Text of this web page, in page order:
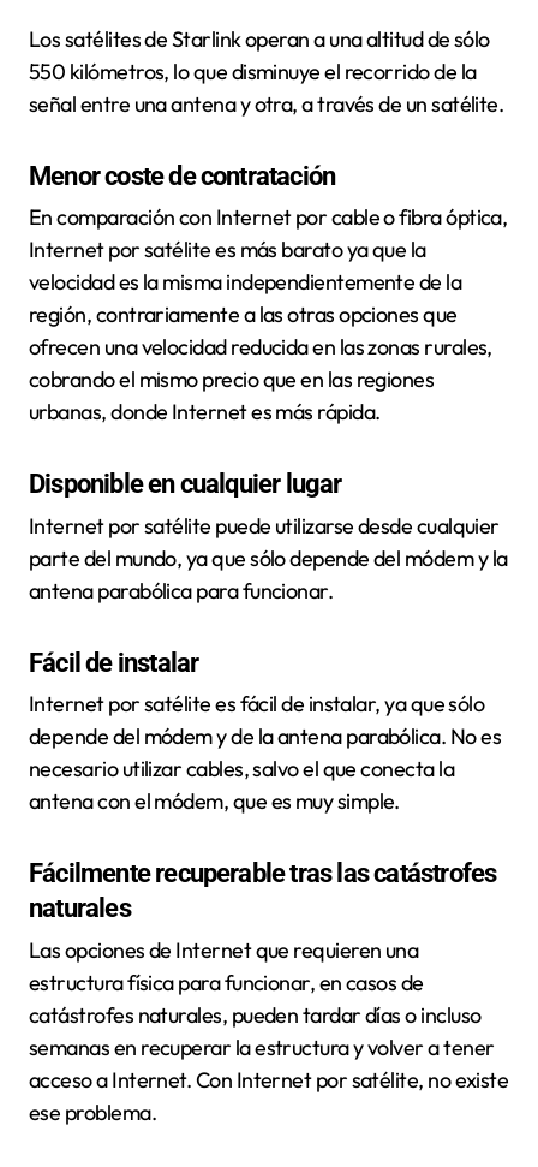
Los satélites de Starlinkoperan a una altitud de sólo
550 kilómetros, lo que disminuye el recorrido de la
señal entre una antena y otra, a través de un satélite.
Menor coste de contratación
En comparación con Internet por cable o fibra óptica,
Internet por satélite es más barato ya que la
velocidad es la misma independientemente de la
región, contrariamente a las otras opciones que
ofrecen una velocidad reducida en las zonas rurales,
cobrando el mismo precio que en las regiones
urbanas, donde Internet es más rápida.
Disponible en cualquier lugar
Internet por satélite puede utilizarse desde cualquier
parte del mundo, ya que sólo depende del módem y la
antena parabólica para funcionar.
Fácil de instalar
Internet por satélite es fácil de instalar, ya que sólo
depende del módem y de la antena parabólica. No es
necesario utilizar cables, salvo el que conecta la
antena con el módem, que es muy simple.
Fácilmente recuperable tras las catástrofes
naturales
Las opciones de Internet que requieren una
estructura física para funcionar, en casos de
catástrofes naturales, pueden tardar días o incluso
semanas en recuperar la estructura y volver a tener
acceso a Internet. Con Internet por satélite, no existe
ese problema.